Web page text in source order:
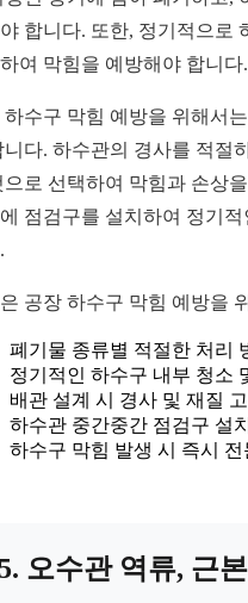
합니다. 또한, 정기적으로
여 막힘을 예방해야 합니다.
하수구 막힘 예방을 위해서
니다. 하수관의 경사를 적절
으로 선택하여 막힘과 손상
점검구를 설치하여 정기
공장 하수구 막힘 예방을
폐기물 종류별 적절한 처리
정기적인 하수구 내부 청소
배관 설계 시 경사 및 재질
하수관 중간중간 점검구 설치
하수구 막힘 발생 시 즉시 전
오수관 역류, 근